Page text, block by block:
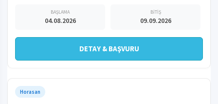
BAŞLAMA
04.08.2026
BİTİŞ
09.09.2026
DETAY & BAŞVURU
Horasan